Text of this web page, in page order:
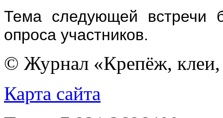
Тема следующей встречи
опроса участников.
© Журнал «Крепёж, клеи,
Карта сайта